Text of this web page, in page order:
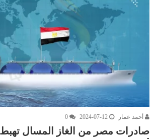
أحمد عمار 2024-07-12
0